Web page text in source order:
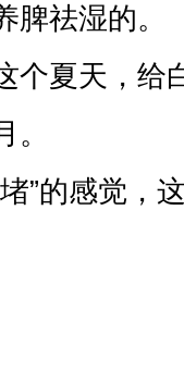
脾祛湿的。
个夏天，给
”的感觉，